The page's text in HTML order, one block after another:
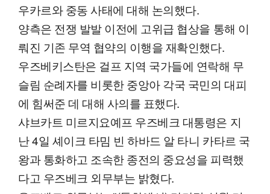
우카르와 중동 사태에 대해 논의했다.
양측은 전쟁 발발 이전에 고위급 협상을 통해 이
뤄진 기존 무역 협약의 이행을 재확인했다.
우즈베키스탄은 걸프 지역 국가들에 연락해 무
슬림 순례자를 비롯한 중앙아 각국 국민의 대피
에 힘써준 데 대해 사의를 표했다.
샤브카트 미르지요예프 우즈베크 대통령은 지
난 4일 셰이크 타밈 빈 하바드 알 타니 카타르 국
왕과 통화하고 조속한 종전의 중요성을 피력했
다고 우즈베크 외무부는 밝혔다.